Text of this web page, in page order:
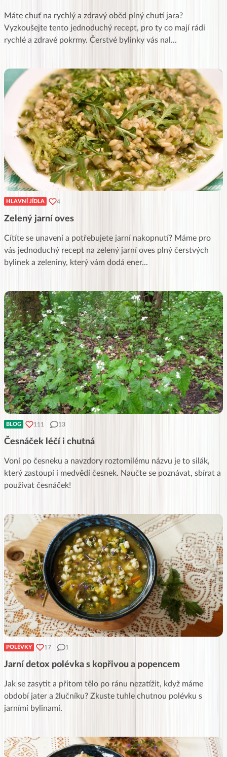
Máte chuť na rychlý a zdravý oběd plný chutí jara?
Vyzkoušejte tento jednoduchý recept, pro ty co mají rádi
rychlé a zdravé pokrmy. Čerstvé bylinky vás nal...
HLAVNÍ JÍDLA 4
Zelený jarní oves
Cítíte se unavení a potřebujete jarní nakopnutí? Máme pro
vás jednoduchý recept na zelený jarní oves plný čerstvých
bylinek a zeleniny, který vám dodá ener...
BLOG 111 13
Česnáček léčí i chutná
Voní po česneku a navzdory roztomilému názvu je to silák,
který zastoupí i medvědí česnek. Naučte se poznávat, sbírat a
používat česnáček!
POLÉVKY 17 1
Jarní detox polévka s kopřivou a popencem
Jak se zasytit a přitom tělo po ránu nezatížit, když máme
období jater a žlučníku? Zkuste tuhle chutnou polévku s
jarními bylinami.